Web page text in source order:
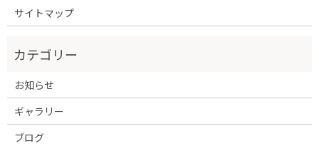
サイトマップ
お知らせ
ギャラリー
ブログ